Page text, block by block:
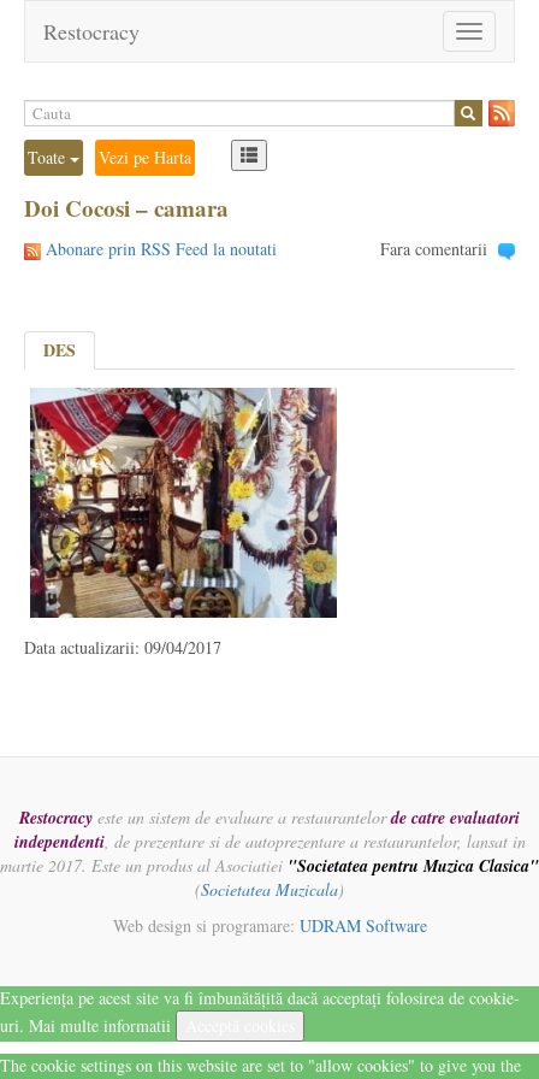
Toggle
navigation
Restocracy
Toate Vezi pe Harta
Doi Cocosi – camara
Abonare prin RSS Feed la noutati Fara comentarii
DES
Data actualizarii: 09/04/2017
Restocracy este un sistem de evaluare a restaurantelorde catre evaluatori
independenti, de prezentare si de autoprezentare a restaurantelor, lansat in
martie 2017. Este un produs al Asociatiei "Societatea pentru Muzica Clasica"
(Societatea Muzicala)
Web design si programare: UDRAM Software
Experiența pe acest site va fi îmbunătățită dacă acceptați folosirea de cookie-
uri. Mai multe informatii
The cookie settings on this website are set to "allow cookies" to give you the